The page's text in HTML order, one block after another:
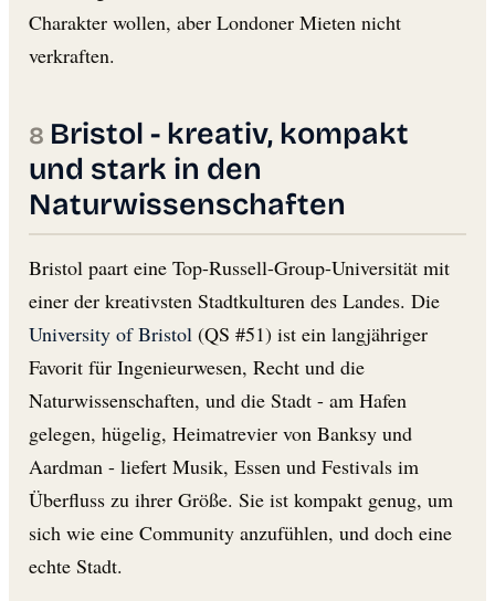
Charakter wollen, aber Londoner Mieten nicht
verkraften.
Bristol - kreativ, kompakt
und stark in den
Naturwissenschaften
Bristol paart eine Top-Russell-Group-Universität mit
einer der kreativsten Stadtkulturen des Landes. Die
University of Bristol (QS #51) ist ein langjähriger
Favorit für Ingenieurwesen, Recht und die
Naturwissenschaften, und die Stadt - am Hafen
gelegen, hügelig, Heimatrevier von Banksy und
Aardman - liefert Musik, Essen und Festivals im
Überfluss zu ihrer Größe. Sie ist kompakt genug, um
sich wie eine Community anzufühlen, und doch eine
echte Stadt.